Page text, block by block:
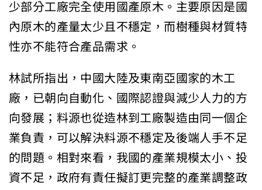
內原木的產量太少且不穩定，而樹種與材質特
性亦不能符合產品需求。
林試所指出，中國大陸及東南亞國家的木工
廠，已朝向自動化、國際認證與減少人力的方
向發展；料源也從造林到工廠製造由同一個企
業負責，可以解決料源不穩定及後端人手不足
的問題。相對來看，我國的產業規模太小、投
資不足，政府有責任擬訂更完整的產業調整政